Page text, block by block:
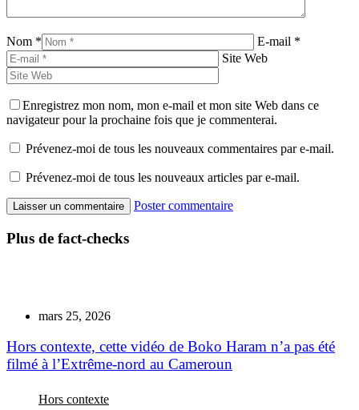
Nom *
E-mail *
Site Web
Enregistrez mon nom, mon e-mail et mon site Web dans ce
navigateur pour la prochaine fois que je commenterai.
Prévenez-moi de tous les nouveaux commentaires par e-mail.
Prévenez-moi de tous les nouveaux articles par e-mail.
Poster commentaire
Plus de fact-checks
mars 25, 2026
Hors contexte, cette vidéo de Boko Haram n’a pas été
filmé à l’Extrême-nord au Cameroun
Hors contexte